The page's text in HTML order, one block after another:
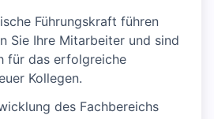
Führungskraft führen
Sie Ihre Mitarbeiter und sind
für das erfolgreiche
Kollegen.
des Fachbereichs